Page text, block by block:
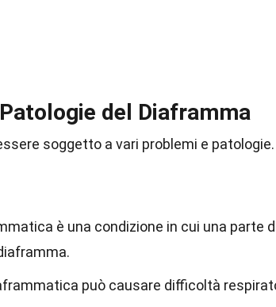
del Diaframma
soggetto a vari problemi e
è una condizione in cui una parte
può causare difficoltà